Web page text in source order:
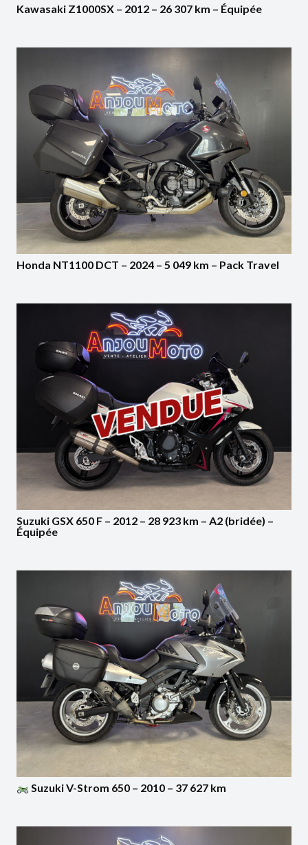
Kawasaki Z1000SX – 2012 – 26 307 km – Équipée
Honda NT1100 DCT – 2024 – 5 049 km – Pack Travel
Suzuki GSX 650 F – 2012 – 28 923 km – A2 (bridée) –
Équipée
Suzuki V-Strom 650 – 2010 – 37 627 km